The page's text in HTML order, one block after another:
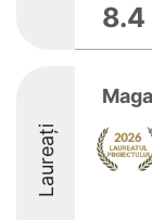
8.4
Laureați